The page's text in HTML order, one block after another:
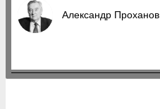
Александр Проханов